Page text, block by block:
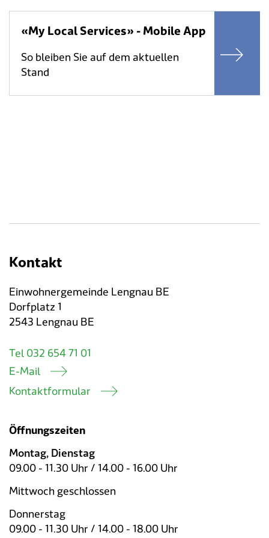
«My Local Services» - Mobile App
So bleiben Sie auf dem aktuellen
Stand
Kontakt
Einwohnergemeinde Lengnau BE
Dorfplatz 1
2543 Lengnau BE
Tel 032 654 71 01
E-Mail
Kontaktformular
Öffnungszeiten
Montag, Dienstag
09.00 - 11.30 Uhr / 14.00 - 16.00 Uhr
Mittwoch geschlossen
Donnerstag
09.00 - 11.30 Uhr / 14.00 - 18.00 Uhr